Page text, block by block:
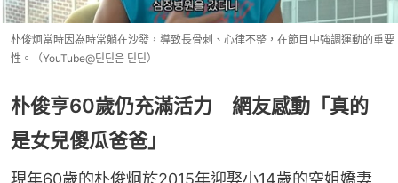
朴俊炯當時因為時常躺在沙發，導致長骨刺、心律不整，在節目中強調運動的重要
性。（YouTube@딘딘은 딘딘）
朴俊亨60歲仍充滿活力 網友感動「真的
是女兒傻瓜爸爸」
現年60歲的朴俊炯於2015年迎娶小14歲的空姐嬌妻